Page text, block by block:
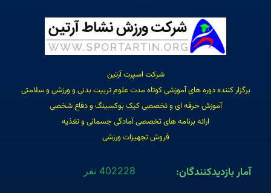
شرکت اسپرت آرتین
برگزار کننده دوره های آموزشی کوتاه مدت علوم تربیت بدنی و ورزشی و سلامتی
آموزش حرفه ای و تخصصی کیک بوکسینگ و دفاع شخصی
ارائه برنامه های تخصصی آمادگی جسمانی و تغذیه
فروش تجهیزات ورزشی
آمار بازدیدکنندگان: 402228 نفر